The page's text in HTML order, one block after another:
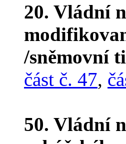
20. Vládní
/sněmovní
část č. 47,
50. Vládní